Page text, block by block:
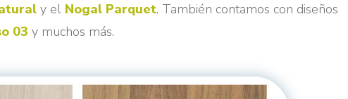
y el Nogal Parquet. También contamos con diseños
03 y muchos más.